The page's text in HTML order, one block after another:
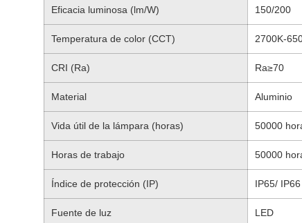
Eficacia luminosa (lm/W) 150/200
Temperatura de color (CCT) 2700K-
CRI (Ra) Ra≥70
Material Aluminio
Vida útil de la lámpara (horas) 50000
Horas de trabajo 50000
Índice de protección (IP) IP65/ IP66
Fuente de luz LED